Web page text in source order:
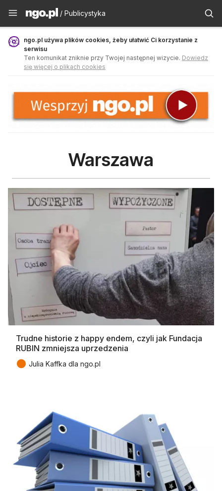
Publicystyka - ngo.pl
/ Publicystyka
ngo.pl używa plików cookies, żeby ułatwić Ci korzystanie z
serwisu
Ten komunikat zniknie przy Twojej następnej wizycie. Dowiedz
się więcej o plikach cookies
Warszawa
Trudne historie z happy endem, czyli jak Fundacja
RUBIN zmniejsza uprzedzenia
● Julia Kaffka dla ngo.pl